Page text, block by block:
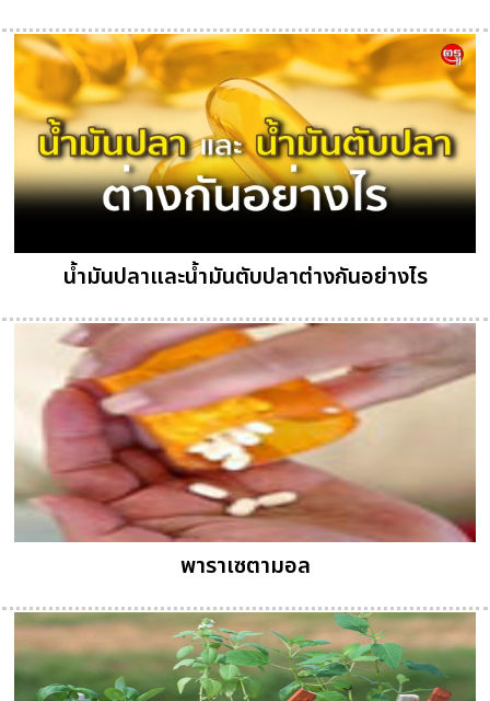
น้ำมันปลาและน้ำมันตับปลาต่างกันอย่างไร
พาราเซตามอล